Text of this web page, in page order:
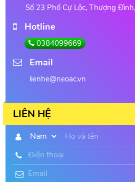
Số 23 Phố Cự Lộc, Thượng
Hotline
0384099669
Email
lienhe@neoac.vn
LIÊN HỆ